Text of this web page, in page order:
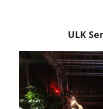
ULK